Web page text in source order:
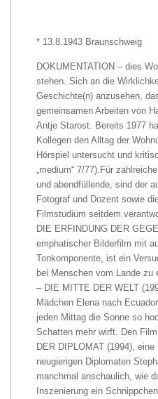
* 13.8.1943 Braunschweig
DOKUMENTATION – dies
stehen. Sich an die
Geschichte(n) anzusehen,
gemeinsamen Arbeiten von
Antje Starost. Bereits 1977
Kollegen den Alltag der
Hörspiel untersucht und
„medium“ 7/77).Für
und abendfüllende, sind der
Fotograf und Dozent sowie
Filmstudium seitdem
DIE ERFINDUNG DER
emphatischer Bilderfilm mit
Tonkomponente, ist ein
bei Menschen vom Lande zu
– DIE MITTE DER WELT
Mädchen Elena nach
jeden Mittag die Sonne so
Schatten mehr wirft. Den
DER DIPLOMAT (1994), eine
neugierigen Diplomaten
manchmal anschaulich, wie
Inszenierung ein